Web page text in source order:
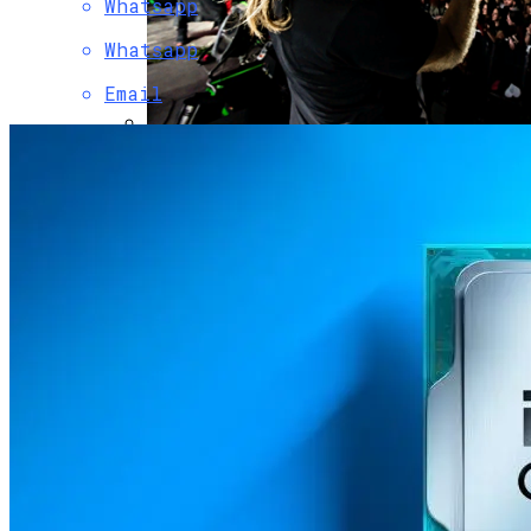
В Глобальной Web-Сети Опубликовали
Эскизы Нового Круизного Лайнера
Whatsapp
Email